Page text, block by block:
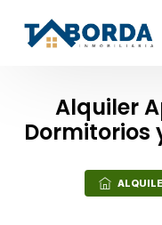
Alquiler
Dormitorios